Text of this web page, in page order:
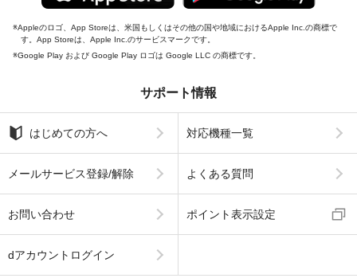
Appleのロゴ、App Storeは、米国もしくはその他の国や地域におけるApple Inc.の商標で
す。App Storeは、Apple Inc.のサービスマークです。
Google Play および Google Play ロゴは Google LLC の商標です。
サポート情報
はじめての方へ 対応機種一覧
メールサービス登録/解除 よくある質問
お問い合わせ ポイント表示設定
dアカウントログイン